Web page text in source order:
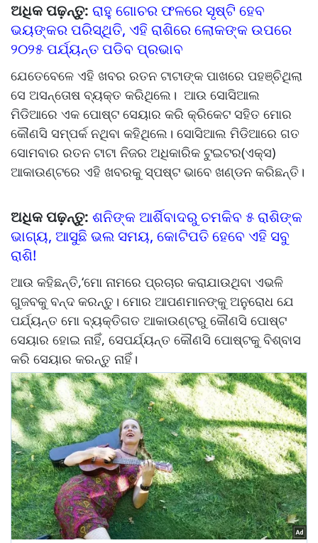
ଅଧିକ ପଢ଼ନ୍ତୁ: ରାହୁ ଗୋଚର ଫଳରେ ସୃଷ୍ଟି ହେବ
ଭୟଙ୍କର ପରିସ୍ଥିତି, ଏହି ରାଶିରେ ଲୋକଙ୍କ ଉପରେ
୨୦୨୫ ପର୍ଯ୍ୟନ୍ତ ପଡିବ ପ୍ରଭାବ
ଯେତେବେଳେ ଏହି ଖବର ରତନ ଟାଟାଙ୍କ ପାଖରେ ପହଞ୍ଚିଥିଲା
ସେ ଅସନ୍ତୋଷ ବ୍ୟକ୍ତ କରିଥିଲେ। ଆଉ ସୋସିଆଲ
ମିଡିଆରେ ଏକ ପୋଷ୍ଟ ସେୟାର କରି କ୍ରିକେଟ ସହିତ ମୋର
କୌଣସି ସମ୍ପର୍କ ନଥିବା କହିଥିଲେ। ସୋସିଆଲ ମିଡିଆରେ ଗତ
ସୋମବାର ରତନ ଟାଟା ନିଜର ଅଧିକାରିକ ଟୁଇଟର(ଏକ୍ସ)
ଆକାଉଣ୍ଟରେ ଏହି ଖବରକୁ ସ୍ପଷ୍ଟ ଭାବେ ଖଣ୍ଡନ କରିଛନ୍ତି।
ଅଧିକ ପଢ଼ନ୍ତୁ: ଶନିଙ୍କ ଆର୍ଶିବାଦରୁ ଚମକିବ ୫ ରାଶିଙ୍କ
ଭାଗ୍ୟ, ଆସୁଛି ଭଲ ସମୟ, କୋଟିପତି ହେବେ ଏହି ସବୁ
ରାଶି!
ଆଉ କହିଛନ୍ତି,‘ମୋ ନାମରେ ପ୍ରଚାର କରାଯାଉଥିବା ଏଭଳି
ଗୁଜବକୁ ବନ୍ଦ କରନ୍ତୁ। ମୋର ଆପଣମାନଙ୍କୁ ଅନୁରୋଧ ଯେ
ପର୍ଯ୍ୟନ୍ତ ମୋ ବ୍ୟକ୍ତିଗତ ଆକାଉଣ୍ଟରୁ କୌଣସି ପୋଷ୍ଟ
ସେୟାର ହୋଇ ନାହିଁ, ସେପର୍ଯ୍ୟନ୍ତ କୌଣସି ପୋଷ୍ଟକୁ ବିଶ୍ବାସ
କରି ସେୟାର କରନ୍ତୁ ନାହିଁ।